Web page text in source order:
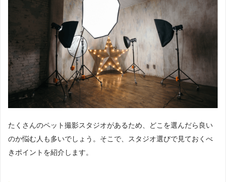
たくさんのペット撮影スタジオがあるため、どこを選んだら良い
のか悩む人も多いでしょう。そこで、スタジオ選びで見ておくべ
きポイントを紹介します。